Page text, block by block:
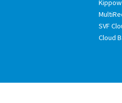
SVF
Cloud